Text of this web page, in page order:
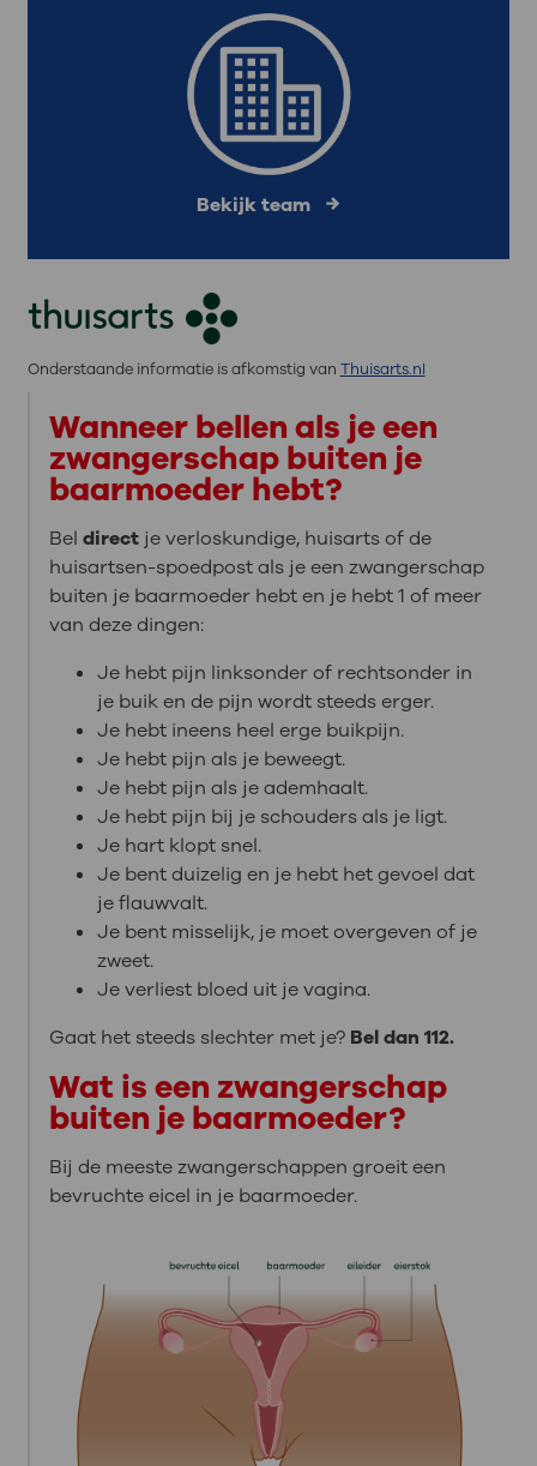
Bekijk team
Onderstaande informatie is afkomstig van Thuisarts.nl
Wanneer bellen als je een
zwangerschap buiten je
baarmoeder hebt?
Bel directje verloskundige, huisarts of de
huisartsen-spoedpost als je een zwangerschap
buiten je baarmoeder hebt en je hebt 1 of meer
van deze dingen:
Je hebt pijn linksonder of rechtsonder in
je buik en de pijn wordt steeds erger.
Je hebt ineens heel erge buikpijn.
Je hebt pijn als je beweegt.
Je hebt pijn als je ademhaalt.
Je hebt pijn bij je schouders als je ligt.
Je hart klopt snel.
Je bent duizelig en je hebt het gevoel dat
je flauwvalt.
Je bent misselijk, je moet overgeven of je
zweet.
Je verliest bloed uit je vagina.
Gaat het steeds slechter met je? Bel dan 112.
Wat is een zwangerschap
buiten je baarmoeder?
Bij de meeste zwangerschappen groeit een
bevruchte eicel in je baarmoeder.